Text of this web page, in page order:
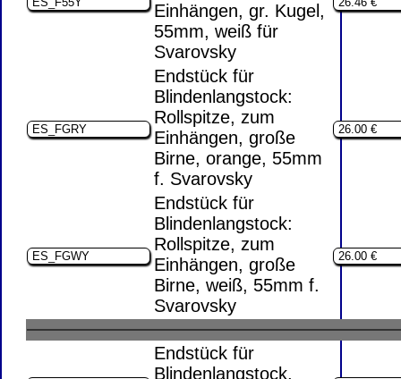
Einhängen, gr. Kugel,
55mm, weiß für
Svarovsky
Endstück für
Blindenlangstock:
Rollspitze, zum
Einhängen, große
Birne, orange, 55mm
f. Svarovsky
Endstück für
Blindenlangstock:
Rollspitze, zum
Einhängen, große
Birne, weiß, 55mm f.
Svarovsky
Endstück für
Blindenlangstock,